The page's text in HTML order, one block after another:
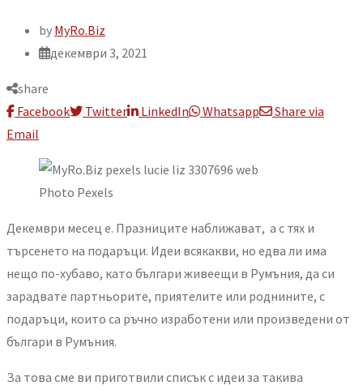
by MyRo.Biz
декември 3, 2021
share
Facebook
Twitter LinkedIn Whatsapp
Share via
Email
Photo Pexels
Декември месец е. Празниците наближават, а с тях и
търсенето на подаръци. Идеи всякакви, но едва ли има
нещо по-хубаво, като българи живеещи в Румъния, да си
зарадвате партньорите, приятелите или роднините, с
подаръци, които са ръчно изработени или произведени от
българи в Румъния.
За това сме ви приготвили списък с идеи за такива